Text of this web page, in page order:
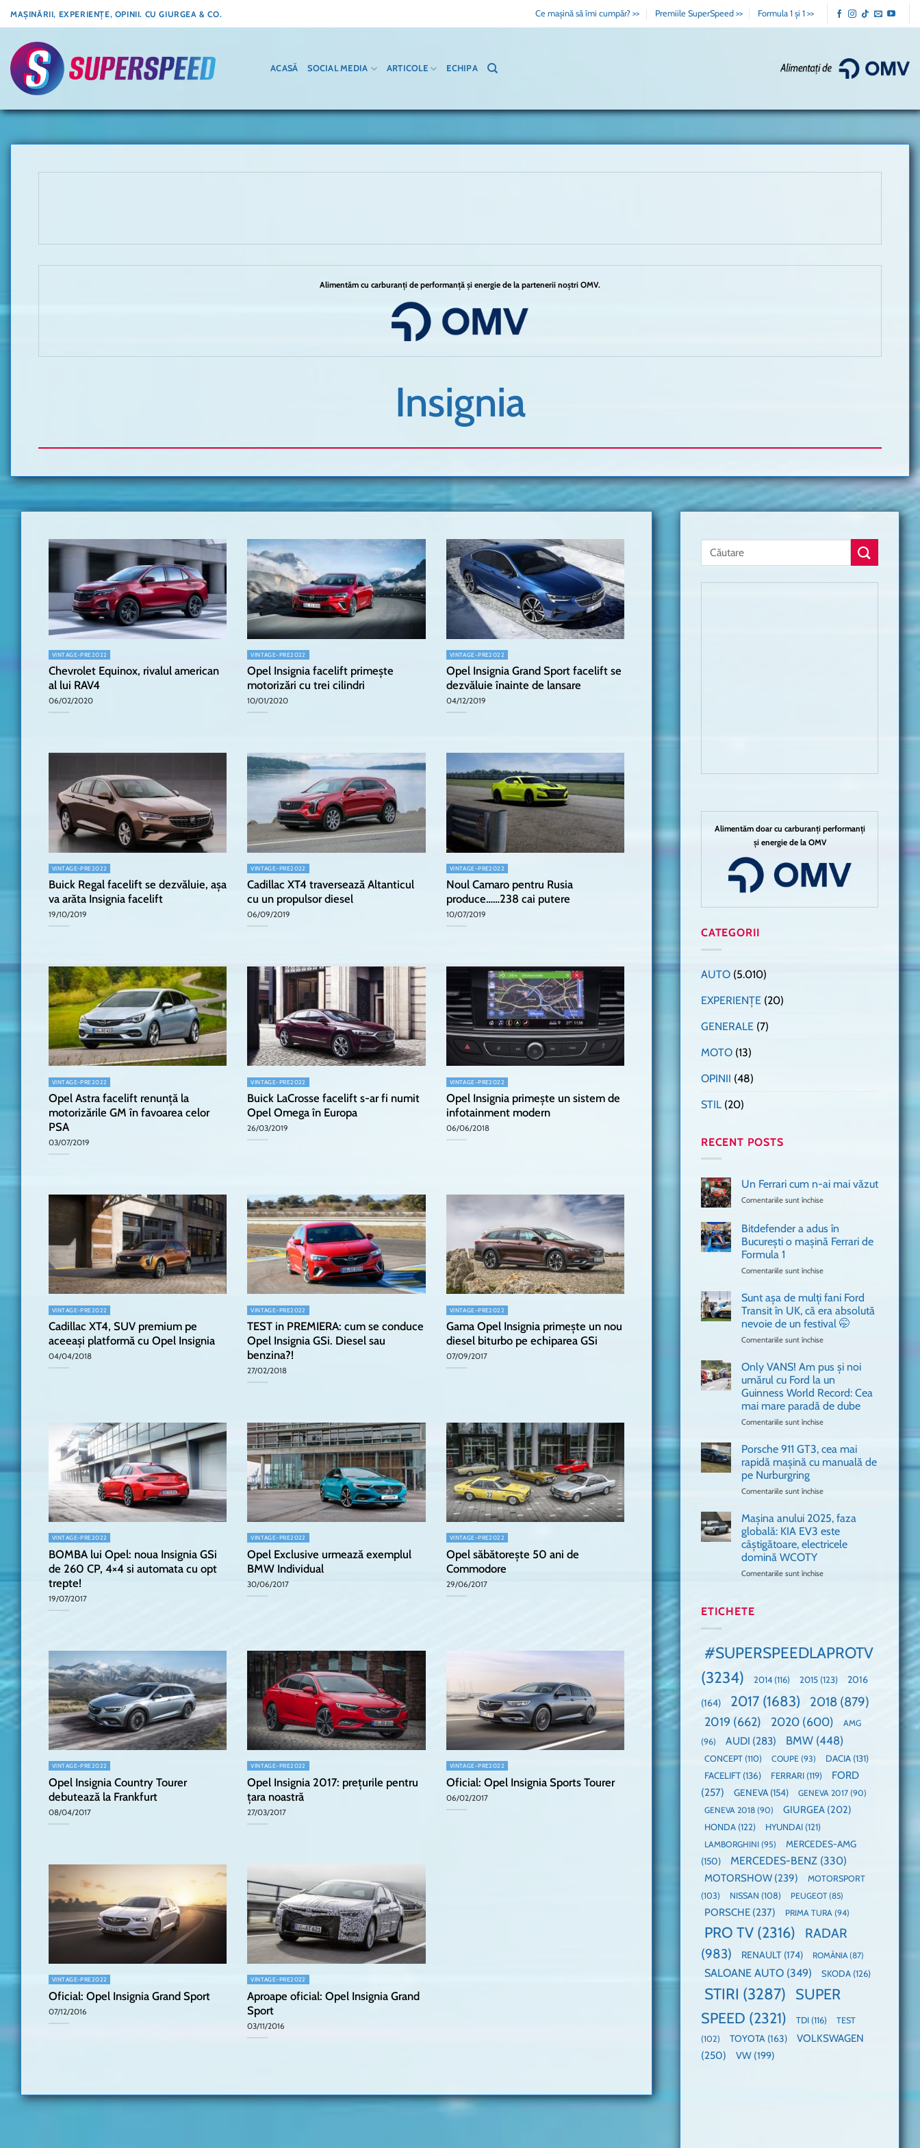
Skip
to
content
MAȘINĂRII, EXPERIENȚE, OPINII. CU GIURGEA & CO. Ce mașină să îmi cumpăr? >> Premiile SuperSpeed >> Formula 1 și 1 >>
ACASĂ SOCIAL MEDIA ARTICOLE ECHIPA
Alimentăm cu carburanți de performanță și energie de la partenerii noștri OMV.
Insignia
VINTAGE-PRE2022
Chevrolet Equinox, rivalul american
al lui RAV4
06/02/2020
VINTAGE-PRE2022
Opel Insignia facelift primește
motorizări cu trei cilindri
10/01/2020
VINTAGE-PRE2022
Opel Insignia Grand Sport facelift se
dezvăluie înainte de lansare
04/12/2019
VINTAGE-PRE2022
Buick Regal facelift se dezvăluie, așa
va arăta Insignia facelift
19/10/2019
VINTAGE-PRE2022
Cadillac XT4 traversează Altanticul
cu un propulsor diesel
06/09/2019
VINTAGE-PRE2022
Noul Camaro pentru Rusia
produce……238 cai putere
10/07/2019
VINTAGE-PRE2022
Opel Astra facelift renunță la
motorizările GM în favoarea celor
PSA
03/07/2019
VINTAGE-PRE2022
Buick LaCrosse facelift s-ar fi numit
Opel Omega în Europa
26/03/2019
VINTAGE-PRE2022
Opel Insignia primește un sistem de
infotainment modern
06/06/2018
VINTAGE-PRE2022
Cadillac XT4, SUV premium pe
aceeași platformă cu Opel Insignia
04/04/2018
VINTAGE-PRE2022
TEST in PREMIERA: cum se conduce
Opel Insignia GSi. Diesel sau
benzina?!
27/02/2018
VINTAGE-PRE2022
Gama Opel Insignia primește un nou
diesel biturbo pe echiparea GSi
07/09/2017
VINTAGE-PRE2022
BOMBA lui Opel: noua Insignia GSi
de 260 CP, 4×4 si automata cu opt
trepte!
19/07/2017
VINTAGE-PRE2022
Opel Exclusive urmează exemplul
BMW Individual
30/06/2017
VINTAGE-PRE2022
Opel săbătorește 50 ani de
Commodore
29/06/2017
VINTAGE-PRE2022
Opel Insignia Country Tourer
debutează la Frankfurt
08/04/2017
VINTAGE-PRE2022
Opel Insignia 2017: prețurile pentru
țara noastră
27/03/2017
VINTAGE-PRE2022
Oficial: Opel Insignia Sports Tourer
06/02/2017
VINTAGE-PRE2022
Oficial: Opel Insignia Grand Sport
07/12/2016
VINTAGE-PRE2022
Aproape oficial: Opel Insignia Grand
Sport
03/11/2016
Alimentăm doar cu carburanți performanți
și energie de la OMV
CATEGORII
AUTO (5.010)
EXPERIENȚE (20)
GENERALE (7)
MOTO (13)
OPINII (48)
STIL (20)
RECENT POSTS
Un Ferrari cum n-ai mai văzut
Comentariile sunt închise
Ferrari
cum
n-
Bitdefender a adus în
București o mașină Ferrari de
Formula 1
Comentariile sunt închise
a
în
București
Ferrari
Formula
1
Sunt așa de mulți fani Ford
Transit în UK, că era absolută
nevoie de un festival 🤭
Comentariile sunt închise
așa
mulți
fani
Ford
că
era
un
festival
🤭
Only VANS! Am pus și noi
umărul cu Ford la un
Guinness World Record: Cea
mai mare paradă de dube
Comentariile sunt închise
VANS!
pus
cu
Ford
la
un
dube
Porsche 911 GT3, cea mai
rapidă mașină cu manuală de
pe Nurburgring
Comentariile sunt închise
911
GT3,
cea
mai
Mașina anului 2025, faza
globală: KIA EV3 este
câștigătoare, electricele
domină WCOTY
Comentariile sunt închise
EV3
câștigătoare,
domină
ETICHETE
#SUPERSPEEDLAPROTV
(3234)
2014 (116) 2015 (123) 2016
(164) 2017 (1683) 2018 (879)
2019 (662) 2020 (600)
AMG
(96)
AUDI (283) BMW (448)
CONCEPT (110) COUPE (93) DACIA (131)
FACELIFT (136) FERRARI (119)
FORD
(257)
GENEVA (154) GENEVA 2017 (90)
GENEVA 2018 (90) GIURGEA (202)
HONDA (122) HYUNDAI (121)
LAMBORGHINI (95)
MERCEDES-AMG
(150)
MERCEDES-BENZ (330)
MOTORSHOW (239)
MOTORSPORT
(103)
NISSAN (108) PEUGEOT(85)
PORSCHE (237) PRIMA TURA (94)
PRO TV (2316)
RADAR
(983)
RENAULT (174) ROMÂNIA(87)
SALOANE AUTO (349) SKODA (126)
STIRI (3287)
SUPER
SPEED (2321) TDI (116)
TEST
(102)
TOYOTA (163)
VOLKSWAGEN
(250)
VW (199)